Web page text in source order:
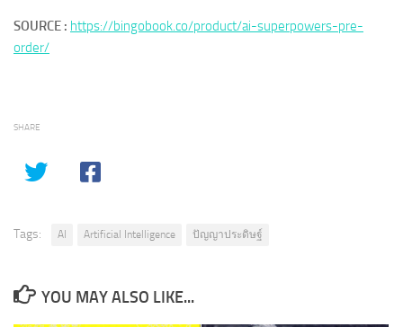
SOURCE : https://bingobook.co/product/ai-superpowers-pre-
order/
SHARE
Tags: AI Artificial Intelligence ปัญญาประดิษฐ์
YOU MAY ALSO LIKE...